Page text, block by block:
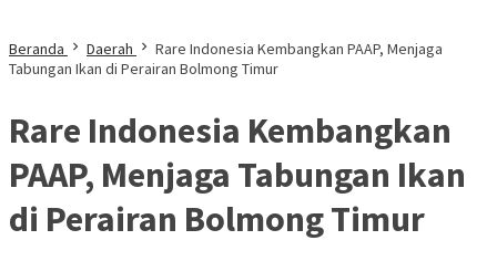
Beranda Daerah
Rare Indonesia Kembangkan PAAP, Menjaga
Tabungan Ikan di Perairan Bolmong Timur
Rare Indonesia Kembangkan
PAAP, Menjaga Tabungan Ikan
di Perairan Bolmong Timur